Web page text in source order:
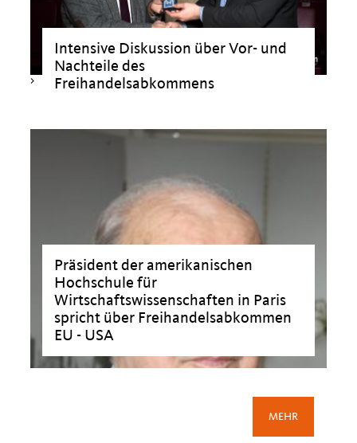
Intensive Diskussion über Vor- und
Nachteile des
Freihandelsabkommens
>
Präsident der amerikanischen
Hochschule für
Wirtschaftswissenschaften in Paris
spricht über Freihandelsabkommen
EU - USA
MEHR